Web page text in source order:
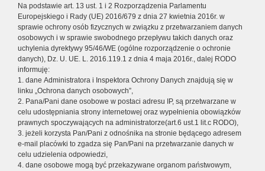
Na podstawie art. 13 ust. 1 i 2 Rozporządzenia Parlamentu
Europejskiego i Rady (UE) 2016/679 z dnia 27 kwietnia 2016r. w
sprawie ochrony osób fizycznych w związku z przetwarzaniem danych
osobowych i w sprawie swobodnego przepływu takich danych oraz
uchylenia dyrektywy 95/46/WE (ogólne rozporządzenie o ochronie
danych), Dz. U. UE. L. 2016.119.1 z dnia 4 maja 2016r., dalej RODO
informuję:
1. dane Administratora i Inspektora Ochrony Danych znajdują się w
linku „Ochrona danych osobowych”,
2. Pana/Pani dane osobowe w postaci adresu IP, są przetwarzane w
celu udostępniania strony internetowej oraz wypełnienia obowiązków
prawnych spoczywających na administratorze(art.6 ust.1 lit.c RODO),
3. jeżeli korzysta Pan/Pani z odnośnika na stronie będącego adresem
e-mail placówki to zgadza się Pan/Pani na przetwarzanie danych w
celu udzielenia odpowiedzi,
4. dane osobowe mogą być przekazywane organom państwowym,